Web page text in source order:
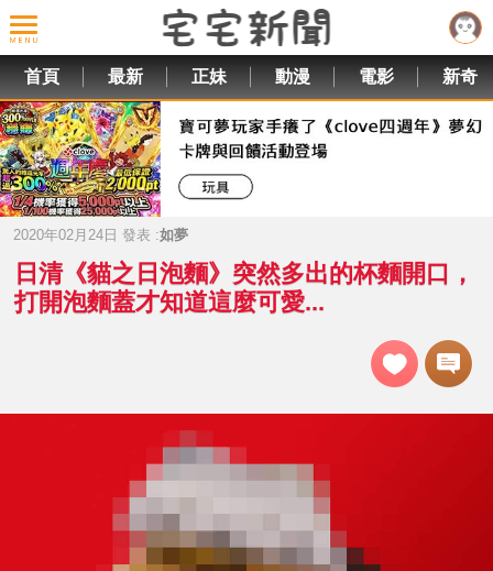
首頁 最新 正妹 動漫 電影 新奇
2020年02月24日 發表 :如夢
日清《貓之日泡麵》突然多出的杯麵開口，
打開泡麵蓋才知道這麼可愛...